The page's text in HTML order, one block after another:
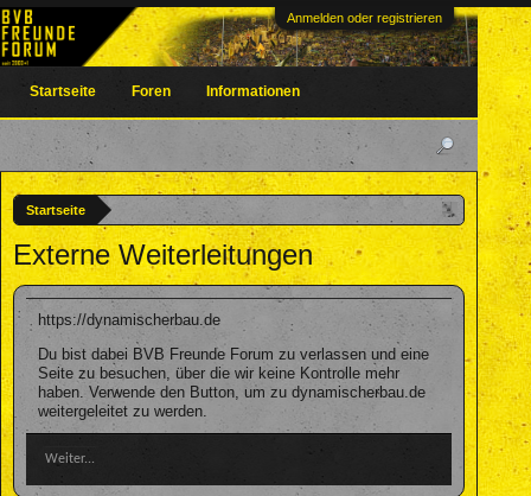
Anmelden oder registrieren
Startseite
Externe Weiterleitungen
https://dynamischerbau.de
Du bist dabei BVB Freunde Forum zu verlassen und eine
Seite zu besuchen, über die wir keine Kontrolle mehr
haben. Verwende den Button, um zu dynamischerbau.de
weitergeleitet zu werden.
Weiter...
Startseite Foren Informationen